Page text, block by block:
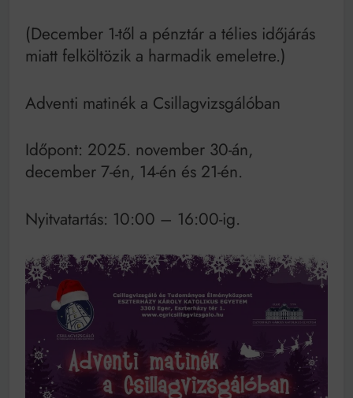
(December 1-től a pénztár a télies időjárás
miatt felköltözik a harmadik emeletre.)
Adventi matinék a Csillagvizsgálóban
Időpont: 2025. november 30-án,
december 7-én, 14-én és 21-én.
Nyitvatartás: 10:00 – 16:00-ig.